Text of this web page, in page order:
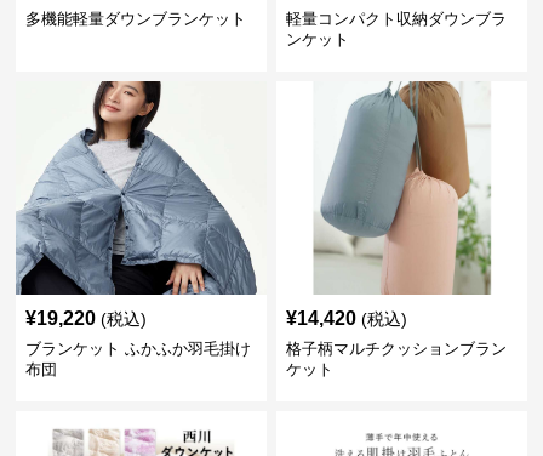
多機能軽量ダウンブランケット
軽量コンパクト収納ダウンブラ
ンケット
¥19,220 (税込)
ブランケット ふかふか羽毛掛け
布団
¥14,420 (税込)
格子柄マルチクッションブラン
ケット